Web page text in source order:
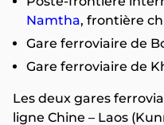
Namtha, frontière
Gare ferroviaire de
Gare ferroviaire de
Les deux gares
ligne Chine – Laos